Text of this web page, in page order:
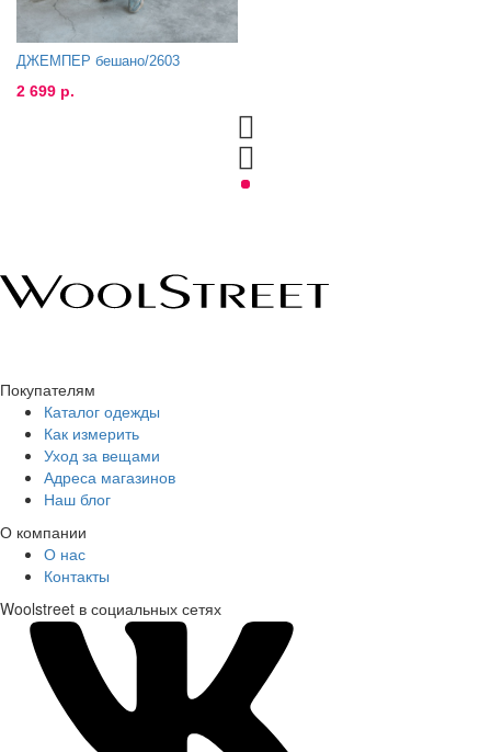
ДЖЕМПЕР бешано/2603
2 699 р.
Покупателям
Каталог одежды
Как измерить
Уход за вещами
Адреса магазинов
Наш блог
О компании
О нас
Контакты
Woolstreet в социальных сетях